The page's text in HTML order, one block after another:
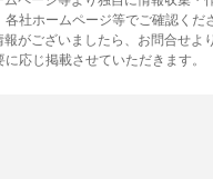
社ホームページ等でご確認くだ
がございましたら、お問合せよ
応じ掲載させていただきます。